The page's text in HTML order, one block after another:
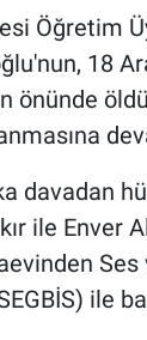
Öğretim
18
önünde
davadan
ile Enver
ile